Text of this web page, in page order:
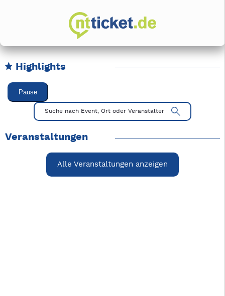
Highlights
Karussell Veranstaltungen überspringen
Pause
Mit Tab zu den Steuerelementen wechseln. Mit Pfeiltasten
Suche nach Event, Ort oder Veranstalter
Veranstaltungen
Alle Veranstaltungen anzeigen